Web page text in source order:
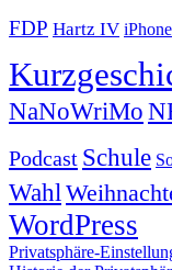
FDP Hartz IV iPhone
NaNoWriMo
Podcast Schule
Wahl
WordPress
Privatsphäre-